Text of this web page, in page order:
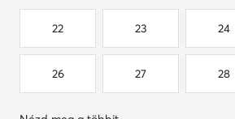
22 23 24
26 27 28